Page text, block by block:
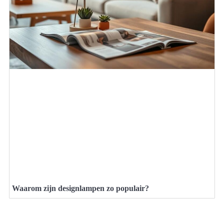
Waarom zijn designlampen zo populair?